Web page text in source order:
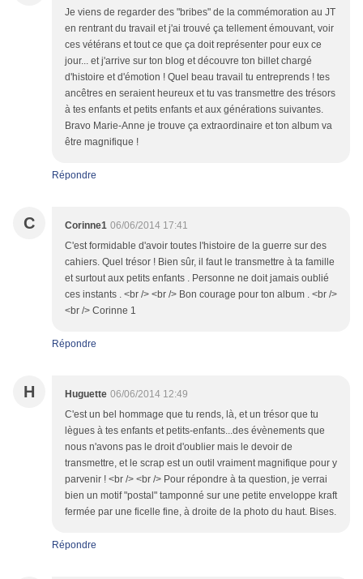
Je viens de regarder des "bribes" de la commémoration au JT
en rentrant du travail et j'ai trouvé ça tellement émouvant, voir
ces vétérans et tout ce que ça doit représenter pour eux ce
jour... et j'arrive sur ton blog et découvre ton billet chargé
d'histoire et d'émotion ! Quel beau travail tu entreprends ! tes
ancêtres en seraient heureux et tu vas transmettre des trésors
à tes enfants et petits enfants et aux générations suivantes.
Bravo Marie-Anne je trouve ça extraordinaire et ton album va
être magnifique !
Répondre
C Corinne1 06/06/2014 17:41
C'est formidable d'avoir toutes l'histoire de la guerre sur des
cahiers. Quel trésor ! Bien sûr, il faut le transmettre à ta famille
et surtout aux petits enfants . Personne ne doit jamais oublié
ces instants . <br /> <br /> Bon courage pour ton album . <br />
<br /> Corinne 1
Répondre
H Huguette 06/06/2014 12:49
C'est un bel hommage que tu rends, là, et un trésor que tu
lègues à tes enfants et petits-enfants...des évènements que
nous n'avons pas le droit d'oublier mais le devoir de
transmettre, et le scrap est un outil vraiment magnifique pour y
parvenir ! <br /> <br /> Pour répondre à ta question, je verrai
bien un motif "postal" tamponné sur une petite enveloppe kraft
fermée par une ficelle fine, à droite de la photo du haut. Bises.
Répondre